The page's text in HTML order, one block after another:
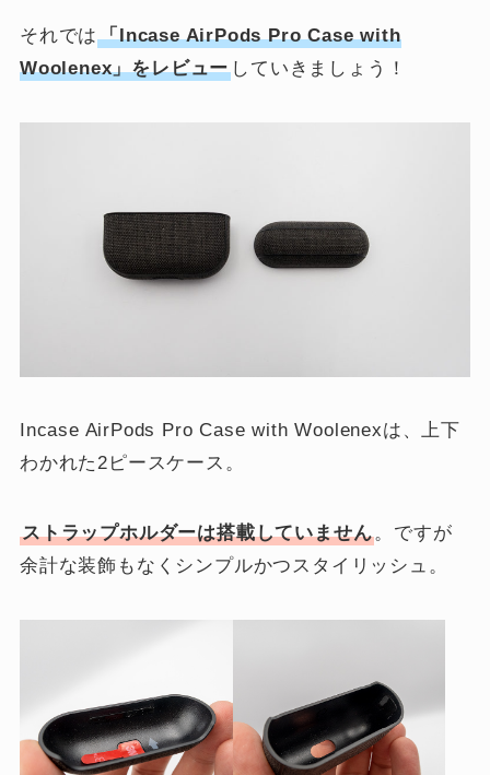
それでは「Incase AirPods Pro Case with
Woolenex」をレビュー していきましょう！
Incase AirPods Pro Case with Woolenexは、上下
わかれた2ピースケース。
ストラップホルダーは搭載していません。ですが
余計な装飾もなくシンプルかつスタイリッシュ。